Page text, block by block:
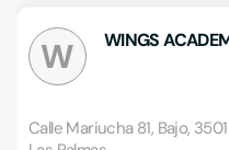
W WINGS
Calle Mariucha 81, Bajo,